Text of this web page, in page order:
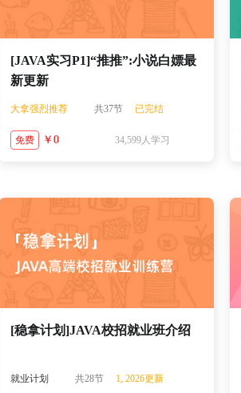
[JAVA实习P1]“推推”:小说白嫖最
新更新
大拿强烈推荐 共37节 已完结
免费 ￥0 34,599人学习
[稳拿计划]JAVA校招就业班介绍
就业计划 共28节 1, 2026更新